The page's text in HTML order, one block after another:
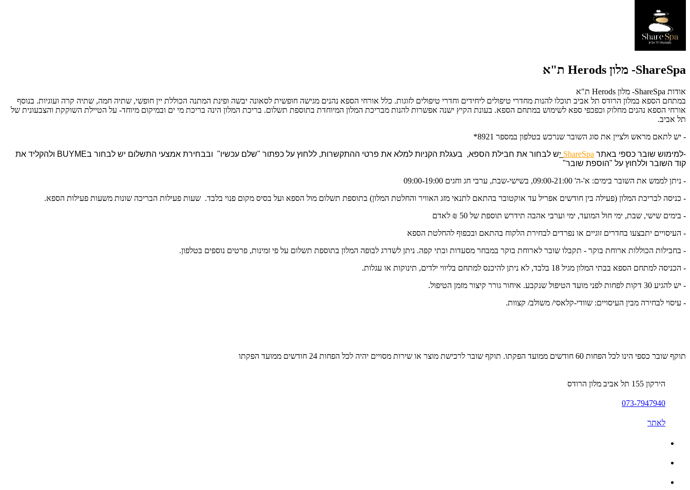
ShareSpa- מלון Herods ת"א
אודות ShareSpa- מלון Herods ת"א
במתחם הספא במלון הרודס תל אביב תוכלו להנות מחדרי טיפולים ליחידים וחדרי טיפולים לזוגות. כלל אורחי הספא נהנים מגישה חופשית לסאונה יבשה ופינת המתנה הכוללת יין חופשי, שתיה חמה, שתיה קרה ועוגיות. בנוסף
אורחי הספא נהנים מחלוק וכפכפי ספא לשימוש במתחם הספא. בעונת הקיץ ישנה אפשרות להנות מבריכת המלון המיוחדת בתוספת תשלום. בריכת המלון הינה בריכת מי ים ובמיקום מיוחד- על הטיילת השוקקת והצבעונית של
תל אביב.
- יש לתאם מראש ולציין את סוג השובר שנרכש בטלפון במספר 8921*
-למימוש שובר כספי באתר ShareSpa י
ש לבחור את חבילת הספא, בעגלת הקניות למלא את פרטי ההתקשרות, ללחוץ על כפתור "שלם עכשיו" ובבחירת אמצעי התשלום יש לבחור בBUYME ולהקליד את
קוד השובר וללחוץ על "הוספת שובר"
- ניתן לממש את השובר בימים: א'-ה' 09:00-21:00, בשישי-שבת, ערבי חג וחגים 09:00-19:00
- כניסה לבריכת המלון (פעילה בין חודשים אפריל עד אוקטובר בהתאם לתנאי מזג האוויר והחלטת המלון) בתוספת תשלום מול הספא ועל בסיס מקום פנוי בלבד. שעות פעילות הבריכה שונות משעות פעילות הספא.
- בימים שישי, שבת, ימי חול המועד, ימי וערבי אהבה תידרש תוספת של 50 ₪ לאדם
- העיסויים יתבצעו בחדרים זוגיים או נפרדים לבחירת הלקוח בהתאם ובכפוף להחלטת הספא
- בחבילות הכוללות ארוחת בוקר - תקבלו שובר לארוחת בוקר במבחר מסעדות ובתי קפה. ניתן לשדרג לבופה המלון בתוספת תשלום על פי זמינות, פרטים נוספים בטלפון.
- הכניסה למתחם הספא בבתי המלון מגיל 18 בלבד, לא ניתן להיכנס למתחם בליווי ילדים, תינוקות או עגלות.
- יש להגיע 30 דקות לפחות לפני מועד הטיפול שנקבע. איחור גורר קיצור מזמן הטיפול.
- עיסוי לבחירה מבין העיסויים: שוודי-קלאסי/ משולב/ קצוות.
תוקף שובר כספי הינו לכל הפחות 60 חודשים ממועד הפקתו. תוקף שובר לרכישת מוצר או שירות מסויים יהיה לכל הפחות 24 חודשים ממועד הפקתו
הירקון 155 תל אביב מלון הרודס
073-7947940
לאתר